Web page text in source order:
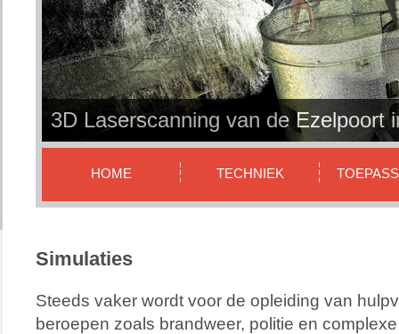
3D Laserscanning van de Ezelpoort
HOME TECHNIEK
Simulaties
Steeds vaker wordt voor de opleiding van
beroepen zoals brandweer, politie en